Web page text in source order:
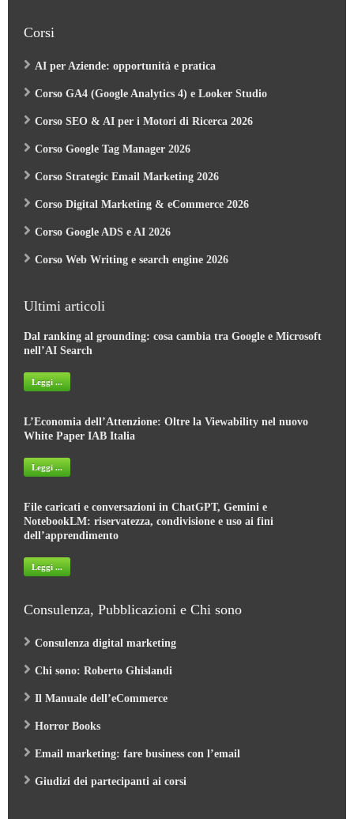
Corsi
Ultimi articoli
nell’AI Search
Leggi ...
White Paper IAB Italia
Leggi ...
NotebookLM: riservatezza, condivisione e uso ai fini
dell’apprendimento
Leggi ...
Consulenza, Pubblicazioni e Chi sono